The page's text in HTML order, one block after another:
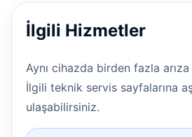
İlgili Hizmetler
Aynı cihazda birden fazla
İlgili teknik servis sayfalarına
ulaşabilirsiniz.